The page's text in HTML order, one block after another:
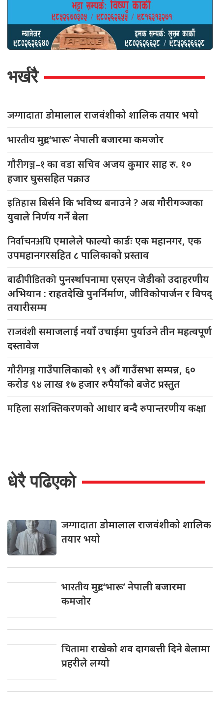
भर्खरै
जग्गादाताडोमालाल राजवंशीको शालिक तयार भयो
भारतीयमुद्रा ‘भारू’ नेपाली बजारमा कमजाेर
गौरीगञ्ज–१का वडा सचिव अजय कुमार साह रु. १०
हजार घुससहित पक्राउ
इतिहासबिर्सने कि भविष्य बनाउने ? अब गौरीगञ्जका
युवाले निर्णय गर्ने बेला
निर्वाचनअघिएमालेले फाल्यो कार्डः एक महानगर, एक
उपमहानगरसहित ८ पालिकाको प्रस्ताव
बाढीपीडितकोपुनर्स्थापनामा एसएन जेडीको उदाहरणीय
अभियान : राहतदेखि पुनर्निर्माण, जीविकोपार्जन र विपद्
तयारीसम्म
राजवंशीसमाजलाई नयाँ उचाईमा पुर्याउने तीन महत्वपूर्ण
दस्तावेज
गौरीगञ्जगाउँपालिकाको १९ औं गाउँसभा सम्पन्न, ६०
करोड ९४ लाख १७ हजार रुपैयाँको बजेट प्रस्तुत
महिलासशक्तिकरणको आधार बन्दै रुपान्तरणीय कक्षा
धेरै पढिएको
जग्गादाताडोमालाल राजवंशीको शालिक
तयार भयो
भारतीयमुद्रा ‘भारू’ नेपाली बजारमा
कमजाेर
चितामाराखेको शव दागबत्ती दिने बेलामा
प्रहरीले लग्यो